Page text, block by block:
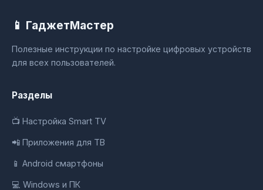
📱 ГаджетМастер
Полезные инструкции по настройке цифровых устройств
для всех пользователей.
Разделы
📺 Настройка Smart TV
📲 Приложения для ТВ
📱 Android смартфоны
💻 Windows и ПК